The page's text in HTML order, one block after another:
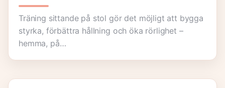
Träning sittande på stol gör det möjligt att bygga
styrka, förbättra hållning och öka rörlighet –
hemma, på…